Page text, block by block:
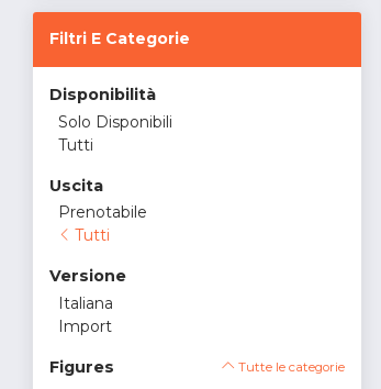
Filtri E Categorie
Disponibilità
Solo Disponibili
Tutti
Uscita
Prenotabile
Tutti
Versione
Italiana
Import
Figures Tutte le categorie